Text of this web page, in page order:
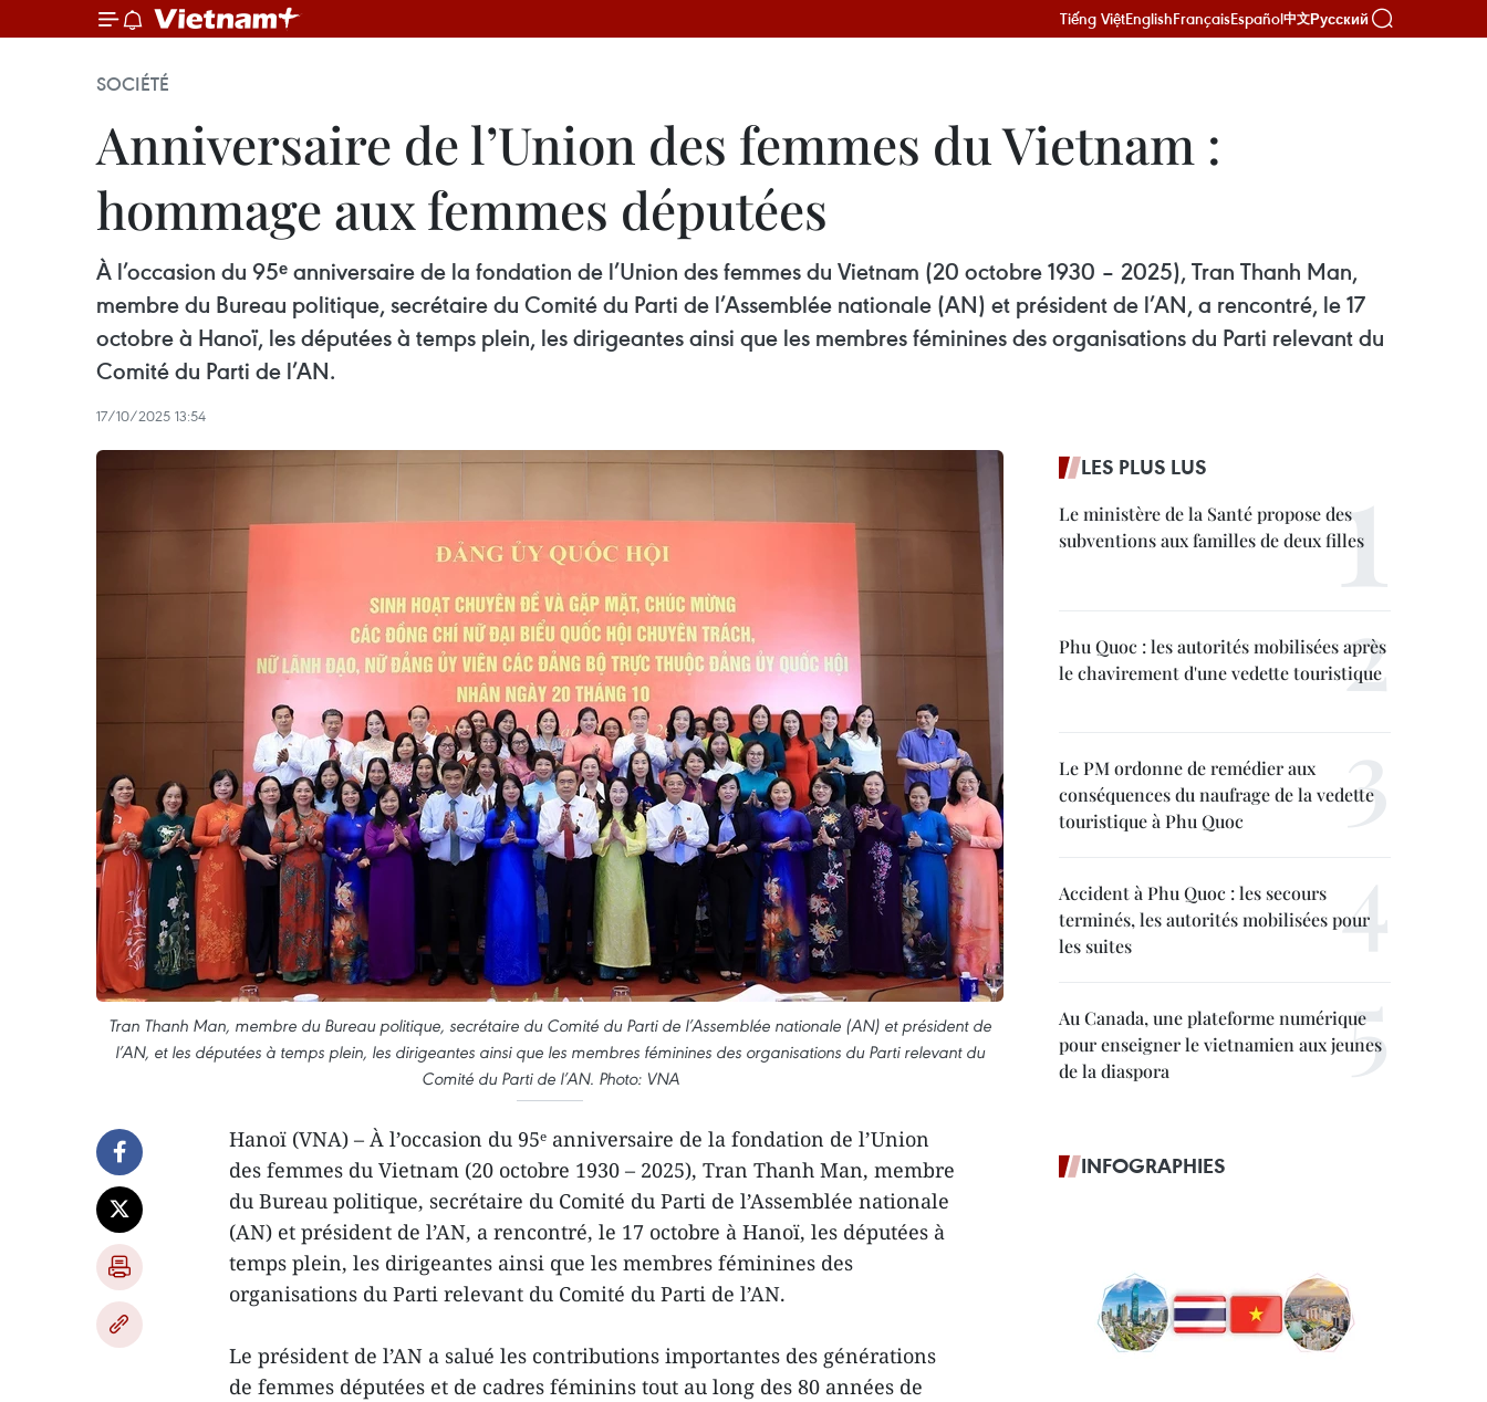
Tiếng ViệtEnglishFrançaisEspañol中文Русский
SOCIÉTÉ
Anniversaire de l’Union des femmes du Vietnam :
hommage aux femmes députées
À l’occasion du 95ᵉ anniversaire de la fondation de l’Union des femmes du Vietnam (20 octobre 1930 – 2025), Tran Thanh Man,
membre du Bureau politique, secrétaire du Comité du Parti de l’Assemblée nationale (AN) et président de l’AN, a rencontré, le 17
octobre à Hanoï, les députées à temps plein, les dirigeantes ainsi que les membres féminines des organisations du Parti relevant du
Comité du Parti de l’AN.
17/10/2025 13:54
Tran Thanh Man, membre du Bureau politique, secrétaire du Comité du Parti de l’Assemblée nationale (AN) et président de
l’AN, et les députées à temps plein, les dirigeantes ainsi que les membres féminines des organisations du Parti relevant du
Comité du Parti de l’AN. Photo: VNA
Hanoï (VNA) – À l’occasion du 95ᵉ anniversaire de la fondation de l’Union
des femmes du Vietnam (20 octobre 1930 – 2025), Tran Thanh Man, membre
du Bureau politique, secrétaire du Comité du Parti de l’Assemblée nationale
(AN) et président de l’AN, a rencontré, le 17 octobre à Hanoï, les députées à
temps plein, les dirigeantes ainsi que les membres féminines des
organisations du Parti relevant du Comité du Parti de l’AN.
Le président de l’AN a salué les contributions importantes des générations
de femmes députées et de cadres féminins tout au long des 80 années de
LES PLUS LUS
Le ministère de la Santé propose des
subventions aux familles de deux filles
Phu Quoc : les autorités mobilisées après
le chavirement d'une vedette touristique
Le PM ordonne de remédier aux
conséquences du naufrage de la vedette
touristique à Phu Quoc
Accident à Phu Quoc : les secours
terminés, les autorités mobilisées pour
les suites
Au Canada, une plateforme numérique
pour enseigner le vietnamien aux jeunes
de la diaspora
INFOGRAPHIES